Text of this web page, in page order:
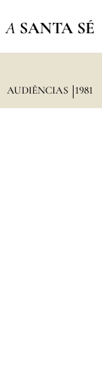
A SANTA SÉ
AUDIÊNCIAS 1981